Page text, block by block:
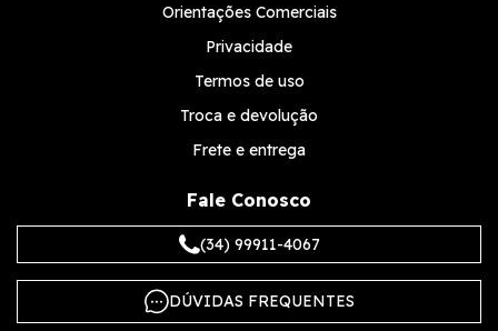
Orientações Comerciais
Privacidade
Termos de uso
Troca e devolução
Frete e entrega
Fale Conosco
(34) 99911-4067
DÚVIDAS FREQUENTES